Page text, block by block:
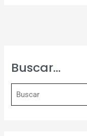
Buscar…